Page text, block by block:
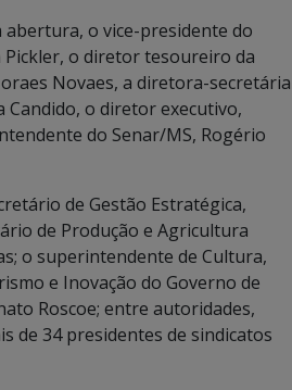
o vice-presidente do
Pickler, o diretor tesoureiro da
Novaes, a diretora-secretária
Candido, o diretor executivo,
do Senar/MS, Rogério
de Gestão Estratégica,
de Produção e Agricultura
o superintendente de Cultura,
e Inovação do Governo de
Roscoe; entre autoridades,
de 34 presidentes de sindicatos